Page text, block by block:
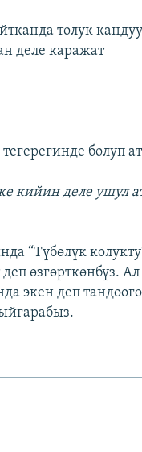
толук кандуу
деле каражат
болуп
кийин деле ушул
“Түбөлүк
өзгөрткөнбүз.
экен деп тандоого